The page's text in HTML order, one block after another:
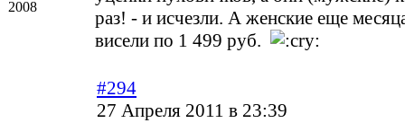
2008
раз! - и исчезли. А женские еще
висели по 1 499 руб.
#294
27 Апреля 2011 в 23:39